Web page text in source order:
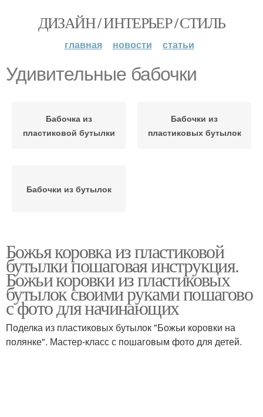
ДИЗАЙН / ИНТЕРЬЕР / СТИЛЬ
главная новости статьи
Удивительные бабочки
Бабочка из
пластиковой бутылки
Бабочки из
пластиковых бутылок
Бабочки из бутылок
Божья коровка из пластиковой
бутылки пошаговая инструкция.
Божьи коровки из пластиковых
бутылок своими руками пошагово
с фото для начинающих
Поделка из пластиковых бутылок "Божьи коровки на
полянке". Мастер-класс с пошаговым фото для детей.